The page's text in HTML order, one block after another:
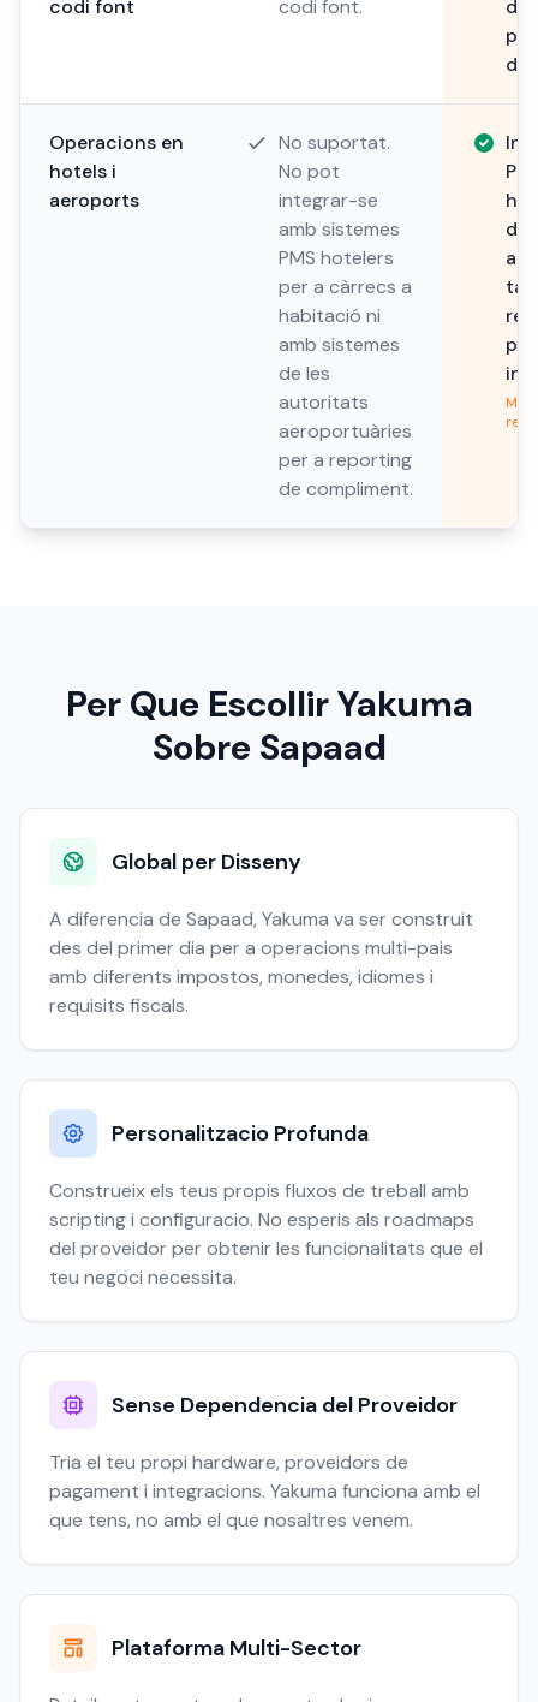
codi font codi font.
Operacions en
hotels i
aeroports
No suportat.
No pot
integrar-se
amb sistemes
PMS hotelers
per a càrrecs a
habitació ni
amb sistemes
de les
autoritats
aeroportuàries
per a reporting
de compliment.
Per Que Escollir Yakuma
Sobre Sapaad
Global per Disseny
A diferencia de Sapaad, Yakuma va ser construit
des del primer dia per a operacions multi-pais
amb diferents impostos, monedes, idiomes i
requisits fiscals.
Personalitzacio Profunda
Construeix els teus propis fluxos de treball amb
scripting i configuracio. No esperis als roadmaps
del proveidor per obtenir les funcionalitats que el
teu negoci necessita.
Sense Dependencia del Proveidor
Tria el teu propi hardware, proveidors de
pagament i integracions. Yakuma funciona amb el
que tens, no amb el que nosaltres venem.
Plataforma Multi-Sector